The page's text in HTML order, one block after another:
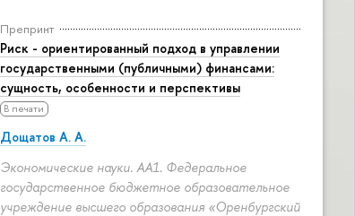
Препринт
Риск - ориентированный подход в управлении
государственными (публичными) финансами:
сущность, особенности и перспективы
В печати
Дощатов А. А.
Экономические науки. АА1. Федеральное
государственное бюджетное образовательное
учреждение высшего образования «Оренбургский